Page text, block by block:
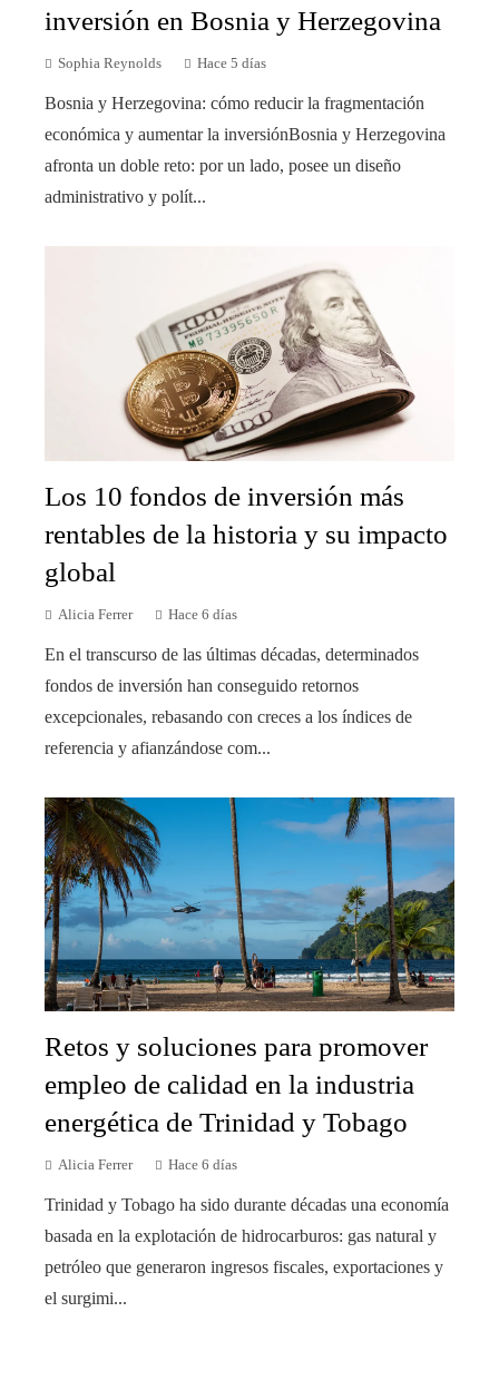
inversión en Bosnia y Herzegovina
Sophia Reynolds Hace 5 días
Bosnia y Herzegovina: cómo reducir la fragmentación
económica y aumentar la inversiónBosnia y Herzegovina
afronta un doble reto: por un lado, posee un diseño
administrativo y polít...
Los 10 fondos de inversión más
rentables de la historia y su impacto
global
Alicia Ferrer Hace 6 días
En el transcurso de las últimas décadas, determinados
fondos de inversión han conseguido retornos
excepcionales, rebasando con creces a los índices de
referencia y afianzándose com...
Retos y soluciones para promover
empleo de calidad en la industria
energética de Trinidad y Tobago
Alicia Ferrer Hace 6 días
Trinidad y Tobago ha sido durante décadas una economía
basada en la explotación de hidrocarburos: gas natural y
petróleo que generaron ingresos fiscales, exportaciones y
el surgimi...